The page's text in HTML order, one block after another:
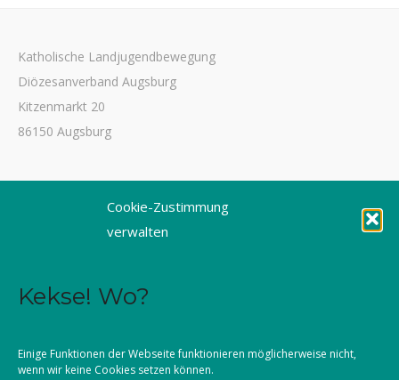
Cookie-Zustimmung
verwalten
Kekse! Wo?
Einige Funktionen der Webseite funktionieren möglicherweise nicht,
wenn wir keine Cookies setzen können.
Katholische Landjugendbewegung
Diözesanverband Augsburg
Kitzenmarkt 20
86150 Augsburg
Fax 0821 3166-3459
E-Mail: dioezesanstelle@kljb-augsburg.de
Impressum
Kontakt